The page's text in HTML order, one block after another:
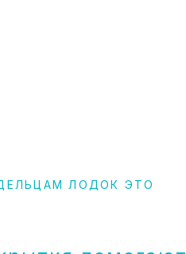
ЛОДОК ЭТО